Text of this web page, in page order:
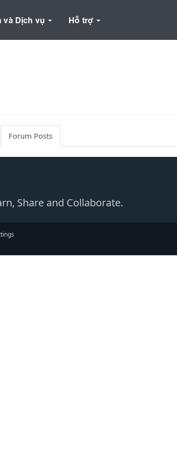
và Dịch vụ Hỗ trợ
Forum Posts
Share and Collaborate.